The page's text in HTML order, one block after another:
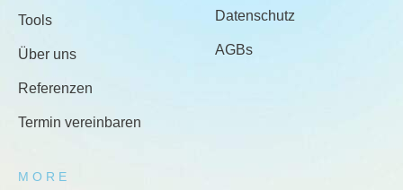
Tools
Über uns
Referenzen
Termin vereinbaren
Datenschutz
AGBs
MORE